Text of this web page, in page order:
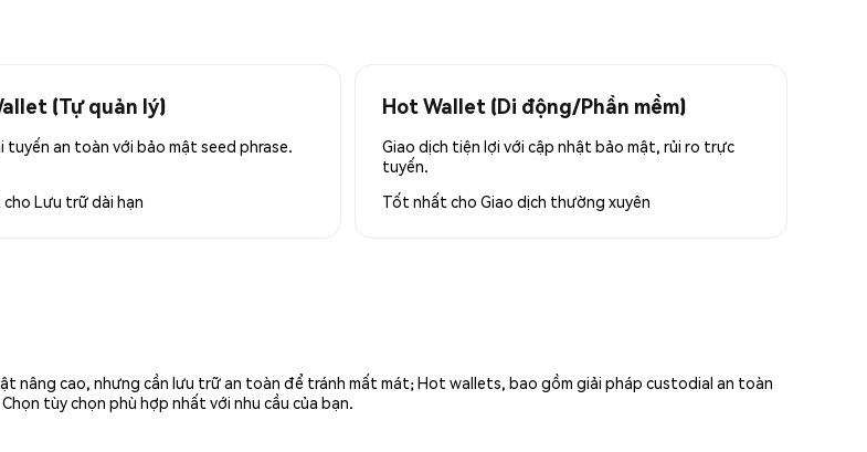
(Tự quản lý)
tuyến an toàn với bảo mật seed phrase.
Lưu trữ dài hạn
Hot Wallet (Di động/Phần mềm)
Giao dịch tiện lợi với cập nhật bảo mật, rủi ro trực
tuyến.
Tốt nhất cho Giao dịch thường xuyên
nâng cao, nhưng cần lưu trữ an toàn để tránh mất mát; Hot wallets, bao gồm giải pháp custodial an toàn
tùy chọn phù hợp nhất với nhu cầu của bạn.